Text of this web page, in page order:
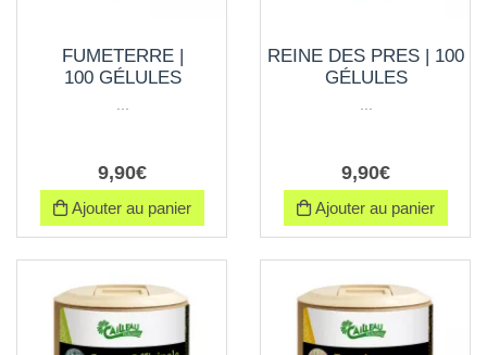
FUMETERRE |
100 GÉLULES
9,90€
Ajouter au panier
REINE DES PRES | 100
GÉLULES
9,90€
Ajouter au panier